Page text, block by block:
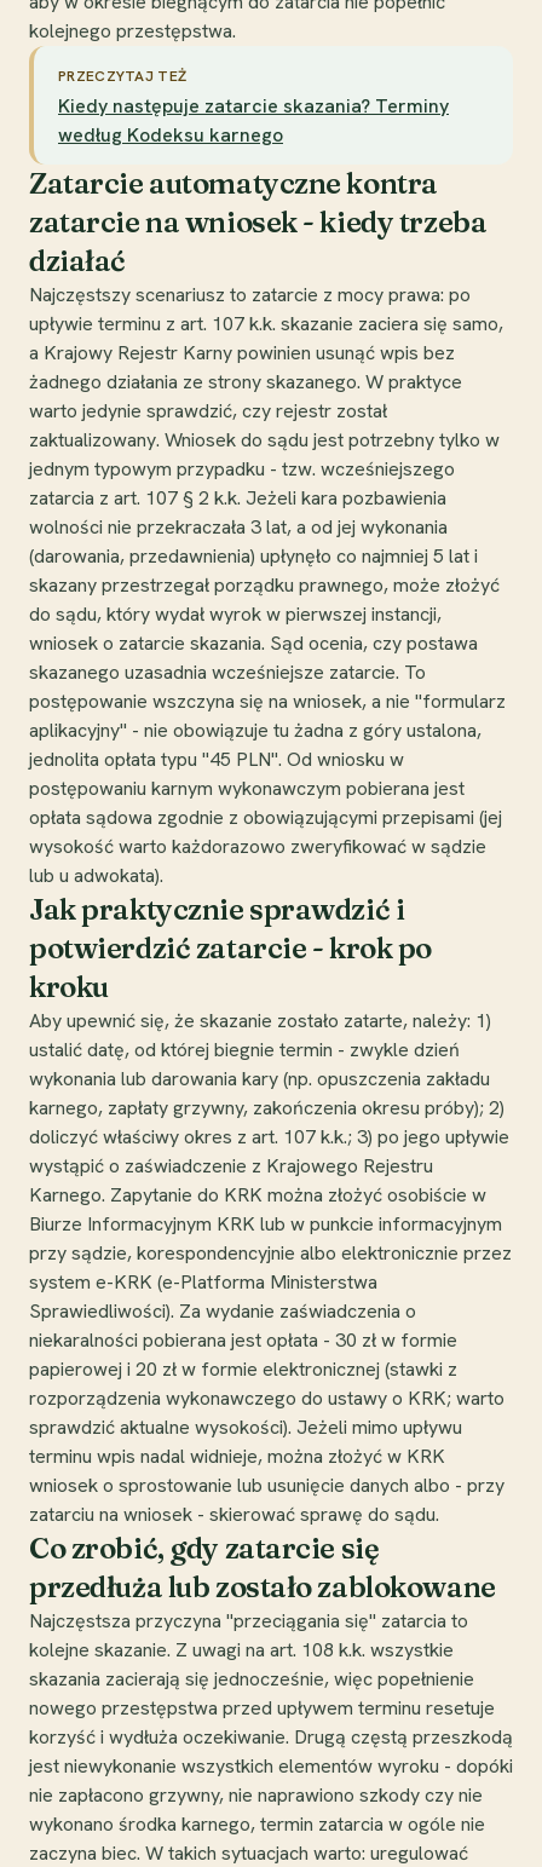
kolejnego przestępstwa.
PRZECZYTAJ TEŻ
Kiedy następuje zatarcie skazania? Terminy
według Kodeksu karnego
Zatarcie automatyczne kontra
zatarcie na wniosek - kiedy trzeba
działać
Najczęstszy scenariusz to zatarcie z mocy prawa: po
upływie terminu z art. 107 k.k. skazanie zaciera się samo,
a Krajowy Rejestr Karny powinien usunąć wpis bez
żadnego działania ze strony skazanego. W praktyce
warto jedynie sprawdzić, czy rejestr został
zaktualizowany. Wniosek do sądu jest potrzebny tylko w
jednym typowym przypadku - tzw. wcześniejszego
zatarcia z art. 107 § 2 k.k. Jeżeli kara pozbawienia
wolności nie przekraczała 3 lat, a od jej wykonania
(darowania, przedawnienia) upłynęło co najmniej 5 lat i
skazany przestrzegał porządku prawnego, może złożyć
do sądu, który wydał wyrok w pierwszej instancji,
wniosek o zatarcie skazania. Sąd ocenia, czy postawa
skazanego uzasadnia wcześniejsze zatarcie. To
postępowanie wszczyna się na wniosek, a nie "formularz
aplikacyjny" - nie obowiązuje tu żadna z góry ustalona,
jednolita opłata typu "45 PLN". Od wniosku w
postępowaniu karnym wykonawczym pobierana jest
opłata sądowa zgodnie z obowiązującymi przepisami (jej
wysokość warto każdorazowo zweryfikować w sądzie
lub u adwokata).
Jak praktycznie sprawdzić i
potwierdzić zatarcie - krok po
kroku
Aby upewnić się, że skazanie zostało zatarte, należy: 1)
ustalić datę, od której biegnie termin - zwykle dzień
wykonania lub darowania kary (np. opuszczenia zakładu
karnego, zapłaty grzywny, zakończenia okresu próby); 2)
doliczyć właściwy okres z art. 107 k.k.; 3) po jego upływie
wystąpić o zaświadczenie z Krajowego Rejestru
Karnego. Zapytanie do KRK można złożyć osobiście w
Biurze Informacyjnym KRK lub w punkcie informacyjnym
przy sądzie, korespondencyjnie albo elektronicznie przez
system e-KRK (e-Platforma Ministerstwa
Sprawiedliwości). Za wydanie zaświadczenia o
niekaralności pobierana jest opłata - 30 zł w formie
papierowej i 20 zł w formie elektronicznej (stawki z
rozporządzenia wykonawczego do ustawy o KRK; warto
sprawdzić aktualne wysokości). Jeżeli mimo upływu
terminu wpis nadal widnieje, można złożyć w KRK
wniosek o sprostowanie lub usunięcie danych albo - przy
zatarciu na wniosek - skierować sprawę do sądu.
Co zrobić, gdy zatarcie się
przedłuża lub zostało zablokowane
Najczęstsza przyczyna "przeciągania się" zatarcia to
kolejne skazanie. Z uwagi na art. 108 k.k. wszystkie
skazania zacierają się jednocześnie, więc popełnienie
nowego przestępstwa przed upływem terminu resetuje
korzyść i wydłuża oczekiwanie. Drugą częstą przeszkodą
jest niewykonanie wszystkich elementów wyroku - dopóki
nie zapłacono grzywny, nie naprawiono szkody czy nie
wykonano środka karnego, termin zatarcia w ogóle nie
zaczyna biec. W takich sytuacjach warto: uregulować